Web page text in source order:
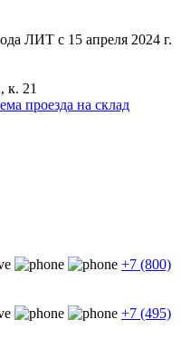
ЛИТ с 15 апреля 2024 г.
к. 21
проезда на склад
+7 (800)
+7 (495)